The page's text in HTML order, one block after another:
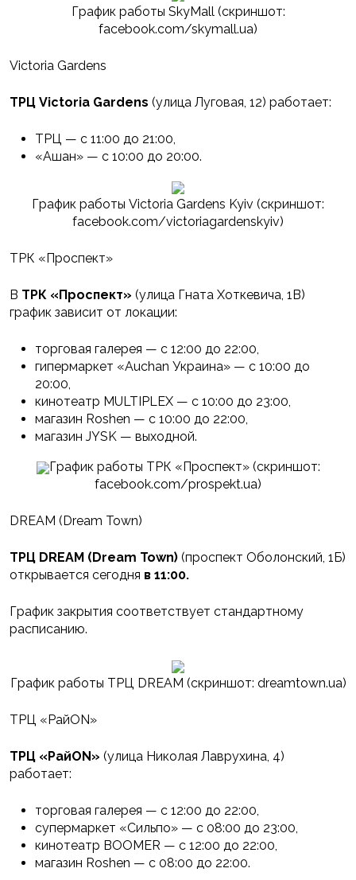
График работы SkyMall (скриншот:
facebook.com/skymall.ua)
Victoria Gardens
ТРЦ Victoria Gardens (улица Луговая, 12) работает:
ТРЦ — с 11:00 до 21:00,
«Ашан» — с 10:00 до 20:00.
График работы Victoria Gardens Kyiv (скриншот:
facebook.com/victoriagardenskyiv)
ТРК «Проспект»
В ТРК «Проспект» (улица Гната Хоткевича, 1В)
график зависит от локации:
торговая галерея — с 12:00 до 22:00,
гипермаркет «Auchan Украина» — с 10:00 до
20:00,
кинотеатр MULTIPLEX — с 10:00 до 23:00,
магазин Roshen — с 10:00 до 22:00,
магазин JYSK — выходной.
График работы ТРК «Проспект» (скриншот:
facebook.com/prospekt.ua)
DREAM (Dream Town)
ТРЦ DREAM (Dream Town) (проспект Оболонский, 1Б)
открывается сегодня в 11:00.
График закрытия соответствует стандартному
расписанию.
График работы ТРЦ DREAM (скриншот: dreamtown.ua)
ТРЦ «РайON»
ТРЦ «РайON» (улица Николая Лаврухина, 4)
работает:
торговая галерея — с 12:00 до 22:00,
супермаркет «Сильпо» — с 08:00 до 23:00,
кинотеатр BOOMER — с 12:00 до 22:00,
магазин Roshen — с 08:00 до 22:00.